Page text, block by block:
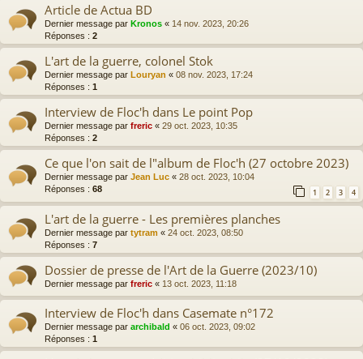
Article de Actua BD
Dernier message par Kronos « 14 nov. 2023, 20:26
Réponses : 2
L'art de la guerre, colonel Stok
Dernier message par Louryan « 08 nov. 2023, 17:24
Réponses : 1
Interview de Floc'h dans Le point Pop
Dernier message par freric « 29 oct. 2023, 10:35
Réponses : 2
Ce que l'on sait de l"album de Floc'h (27 octobre 2023)
Dernier message par Jean Luc « 28 oct. 2023, 10:04
Réponses : 68 1 2 3 4
L'art de la guerre - Les premières planches
Dernier message par tytram « 24 oct. 2023, 08:50
Réponses : 7
Dossier de presse de l'Art de la Guerre (2023/10)
Dernier message par freric « 13 oct. 2023, 11:18
Interview de Floc'h dans Casemate n°172
Dernier message par archibald « 06 oct. 2023, 09:02
Réponses : 1